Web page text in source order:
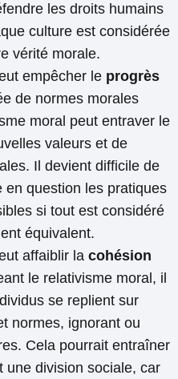
les droits humains
culture est considérée
vérité morale.
empêcher le progrès
de normes morales
moral peut entraver le
valeurs et de
Il devient difficile de
en question les pratiques
si tout est considéré
équivalent.
affaiblir la cohésion
le relativisme moral, il
se replient sur
normes, ignorant ou
Cela pourrait entraîner
une division sociale, car